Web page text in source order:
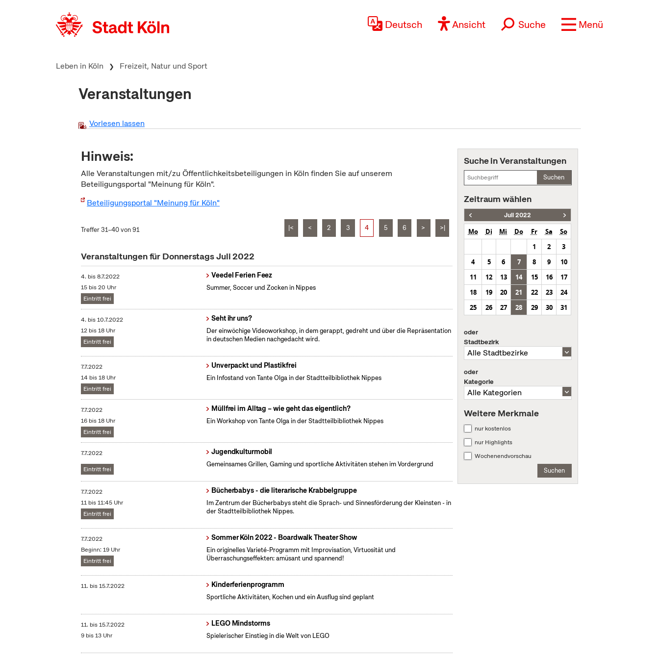
Deutsch Ansicht Suche Menü
Leben in Köln Freizeit, Natur und Sport
Veranstaltungen
Vorlesen lassen
Hinweis:
Alle Veranstaltungen mit/zu Öffentlichkeitsbeteiligungen in Köln finden Sie auf unserem
Beteiligungsportal "Meinung für Köln".
Beteiligungsportal "Meinung für Köln"
Treffer 31–40 von 91 |< < 2 3 4 5 6 > >|
Veranstaltungen für Donnerstags Juli 2022
4. bis8.7.2022
15 bis 20 Uhr
Eintritt frei
Veedel Ferien Feez
Summer, Soccer und Zocken in Nippes
4. bis10.7.2022
12 bis 18 Uhr
Eintritt frei
Seht ihr uns?
Der einwöchige Videoworkshop, in dem gerappt, gedreht und über die Repräsentation
in deutschen Medien nachgedacht wird.
7.7.2022
14 bis 18 Uhr
Eintritt frei
Unverpackt und Plastikfrei
Ein Infostand von Tante Olga in der Stadtteilbibliothek Nippes
7.7.2022
16 bis 18 Uhr
Eintritt frei
Müllfrei im Alltag – wie geht das eigentlich?
Ein Workshop von Tante Olga in der Stadtteilbibliothek Nippes
7.7.2022
Eintritt frei
Jugendkulturmobil
Gemeinsames Grillen, Gaming und sportliche Aktivitäten stehen im Vordergrund
7.7.2022
11 bis 11:45 Uhr
Eintritt frei
Bücherbabys - die literarische Krabbelgruppe
Im Zentrum der Bücherbabys steht die Sprach- und Sinnesförderung der Kleinsten - in
der Stadtteilbibliothek Nippes.
7.7.2022
Beginn: 19 Uhr
Eintritt frei
Sommer Köln 2022 - Boardwalk Theater Show
Ein originelles Varieté-Programm mit Improvisation, Virtuosität und
Überraschungseffekten: amüsant und spannend!
11. bis15.7.2022 Kinderferienprogramm
Sportliche Aktivitäten, Kochen und ein Ausflug sind geplant
11. bis15.7.2022
9 bis 13 Uhr
LEGO Mindstorms
Spielerischer Einstieg in die Welt von LEGO
Suche in Veranstaltungen
Suchen
Zeitraum wählen
Juli 2022
Mo Di Mi Do Fr Sa
So
1
2
3
4
5 6 7 8 9
10
11
12 13 14 15 16
17
18
19 20 21 22 23
24
25
26 27 28 29 30 31
oder
Stadtbezirk
oder
Kategorie
Weitere Merkmale
nur kostenlos
nur Highlights
Wochenendvorschau
Suchen